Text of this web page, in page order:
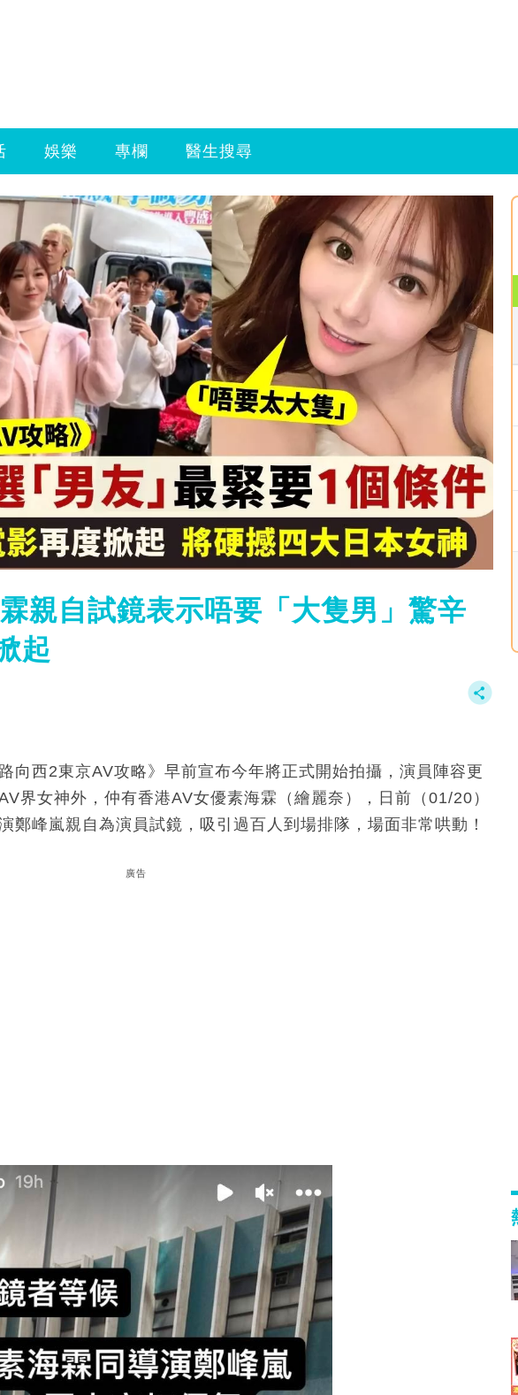
娛樂 專欄 醫生搜尋
親自試鏡表示唔要「大隻男」驚辛
起
向西2東京AV攻略》早前宣布今年將正式開始拍攝，演員陣容更
界女神外，仲有香港AV女優素海霖（繪麗奈），日前（01/20）
鄭峰嵐親自為演員試鏡，吸引過百人到場排隊，場面非常哄動！
廣告